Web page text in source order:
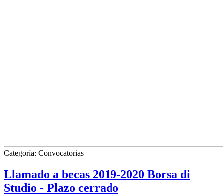
Categoría: Convocatorias
Llamado a becas 2019-2020 Borsa di
Studio - Plazo cerrado